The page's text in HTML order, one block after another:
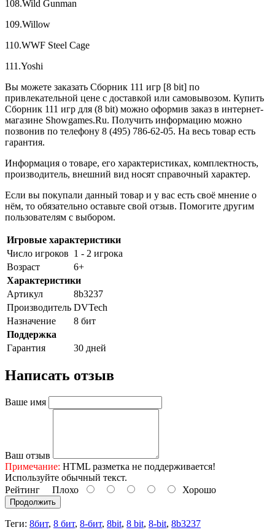
108.Wild Gunman
109.Willow
110.WWF Steel Cage
111.Yoshi
Вы можете заказать Сборник 111 игр [8 bit] по
привлекательной цене с доставкой или самовывозом. Купить
Сборник 111 игр для (8 bit) можно оформив заказ в интернет-
магазине Showgames.Ru. Получить информацию можно
позвонив по телефону 8 (495) 786-62-05. На весь товар есть
гарантия.
Информация о товаре, его характеристиках, комплектность,
производитель, внешний вид носят справочный характер.
Если вы покупали данный товар и у вас есть своё мнение о
нём, то обязательно оставьте свой отзыв. Помогите другим
пользователям с выбором.
Игровые характеристики
Число игроков 1 - 2 игрока
Возраст
6+
Характеристики
Артикул
8b3237
Производитель DVTech
Назначение
8 бит
Поддержка
Гарантия
30 дней
Написать отзыв
Ваше имя
Ваш отзыв
Примечание: HTML разметка не поддерживается!
Используйте обычный текст.
Рейтинг Плохо Хорошо
Продолжить
Теги: 8бит, 8 бит, 8-бит, 8bit, 8 bit, 8-bit, 8b3237